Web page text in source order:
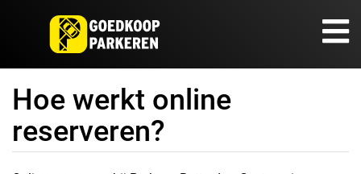
Hoe werkt online
reserveren?